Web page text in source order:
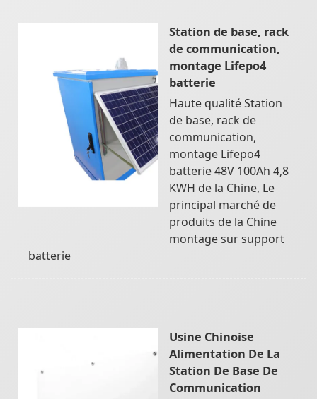
Station de base, rack
de communication,
montage Lifepo4
batterie
Haute qualité Station
de base, rack de
communication,
montage Lifepo4
batterie 48V 100Ah 4,8
KWH de la Chine, Le
principal marché de
produits de la Chine
montage sur support
batterie
Usine Chinoise
Alimentation De La
Station De Base De
Communication